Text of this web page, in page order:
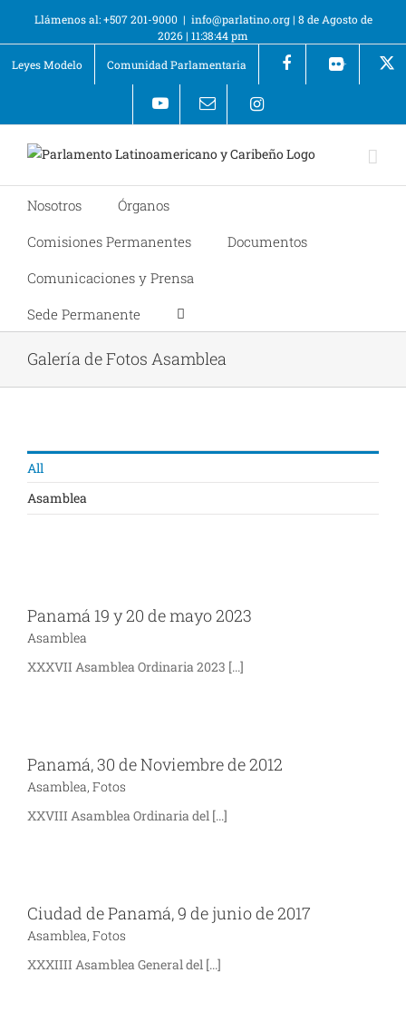
Llámenos al: +507 201-9000 | info@parlatino.org| 8 de Agosto de
2026| 11:38:44 pm
Leyes Modelo
Comunidad Parlamentaria +
Nosotros
Órganos
Comisiones Permanentes
Documentos
Comunicaciones y Prensa
Sede Permanente
Galería de Fotos Asamblea
All
Asamblea
Panamá 19 y 20 de mayo 2023
Asamblea
XXXVII Asamblea Ordinaria 2023 [...]
Panamá, 30 de Noviembre de 2012
Asamblea, Fotos
XXVIII Asamblea Ordinaria del [...]
Ciudad de Panamá, 9 de junio de 2017
Asamblea, Fotos
XXXIIII Asamblea General del [...]